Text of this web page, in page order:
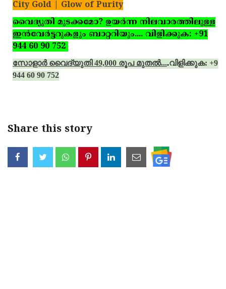
City Gold | Glow of Purity
വൈദ്യുതി മുടക്കമോ? ഉയര്‍ന്ന നിലവാരത്തിലുള്ള
ഇന്‍വേര്‍ട്ടറുകളും ബാറ്ററിയും.... വിളിക്കുക: +91
944 60 90 752
സോളാര്‍ വൈദ്യുതി 49,000 രൂപ മുതല്‍....വിളിക്കുക: +91
944 60 90 752
Share this story